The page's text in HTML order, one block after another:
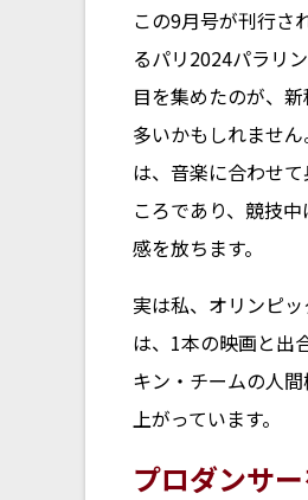
この9月号が刊行さ
るパリ2024パラリ
目を集めたのが、
多いかもしれませ
は、音楽に合わせ
ころであり、競技
感を放ちます。
実は私、オリンピ
は、1本の映画と出
キン・チームの人
上がっています。
プロダンサ